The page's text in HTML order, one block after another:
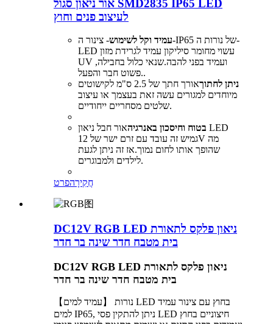
אור ניאון סגול SMD2835 IP65 LED
לעיצוב פנים וחוץ
עמיד וקל לשימוש- צינור ה-IP65 של נורות ה-
LED עשוי מחומר סיליקון עמיד לגרידת מזון
UV ועמיד בפני להבה.שנאי כלול בחבילה,
פשוט חבר והפעל..
ניתן לחתוך
אורך חתך של 2.5 ס"מ לקישוטים
מיוחדים למגורים עשה זאת בעצמך או עיצוב
שלטים מסחריים ייחודיים.
בטוח וחיסכון באנרגיהאור חבל ניאון LED
גמיש זה עובד עם זרם ישר של 12V מה
שהופך אותו לחום נמוך.אז זה ניתן לגעת
לילדים ולמבוגרים.
חֲקִירָהפרט
DC12V RGB LED ניאון פלקס לתאורת
בית מטבח חדר שינה בר חדר
DC12V RGB LED ניאון פלקס לתאורת
בית מטבח חדר שינה בר חדר
【עמיד למים】 נורות LED בחוץ עם צינור עמיד
למים IP65, ניתן להתקין פסי LED חיצוניים בחוץ